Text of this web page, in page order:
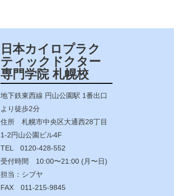
日本カイロプラク
ティックドクター
専門学院 札幌校
地下鉄東西線 円山公園駅 1番出口
より徒歩2分
住所 札幌市中央区大通西28丁目
1-2円山公園ビル4F
TEL 0120-428-552
受付時間 10:00〜21:00 (月〜日)
担当：シブヤ
FAX 011-215-9845